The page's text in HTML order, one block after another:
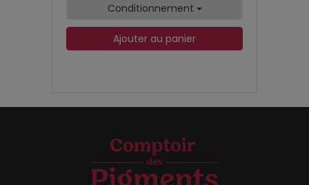
Conditionnement
Ajouter au panier